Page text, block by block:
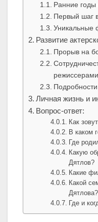
Ранние годы
Первый шаг
Уникальные
Развитие
Прорыв на
режиссерами
Личная жизнь и
Вопрос-ответ:
Как
В каком
Где
Какую
Дятлов?
Какие
Какой
Дятлова?
Где и